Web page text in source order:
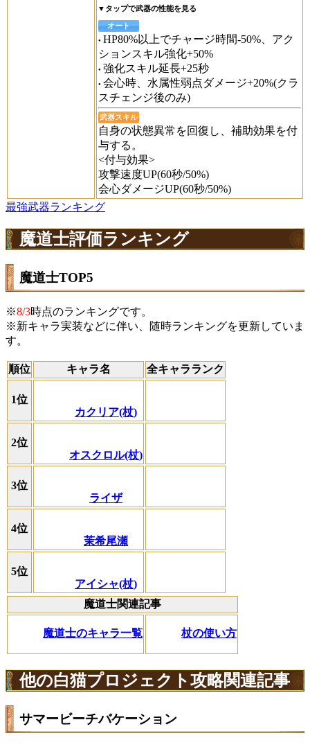
▼タップで武器の性能を見る
オート
HP80%以上でチャージ時間-50%、アク
ションスキル強化+50%
強化スキル延長+25秒
会心時、水属性弱点ダメージ+20%(クラ
スチェンジ後のみ)
武器スキル
自身の状態異常を回復し、補助効果を付
与する。
<付与効果>
攻撃速度UP(60秒/50%)
会心ダメージUP(60秒/50%)
最強武器ランキング
魔道士評価ランキング
魔道士TOP5
※8/3時点のランキングです。
※新キャラ実装などに伴い、随時ランキングを更新していま
す。
順位 キャラ名 全キャラランク
1位
カクリア(杖)
2位
オスクロル(杖)
3位
ライザ
4位
茉希尾瀬
5位
アイシャ(杖)
魔道士関連記事
魔道士のキャラ一覧 杖の使い方
他の白猫プロジェクト攻略関連記事
サマービーチバケーション